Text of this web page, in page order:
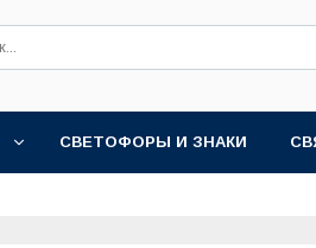
СВЕТОФОРЫ И ЗНАКИ